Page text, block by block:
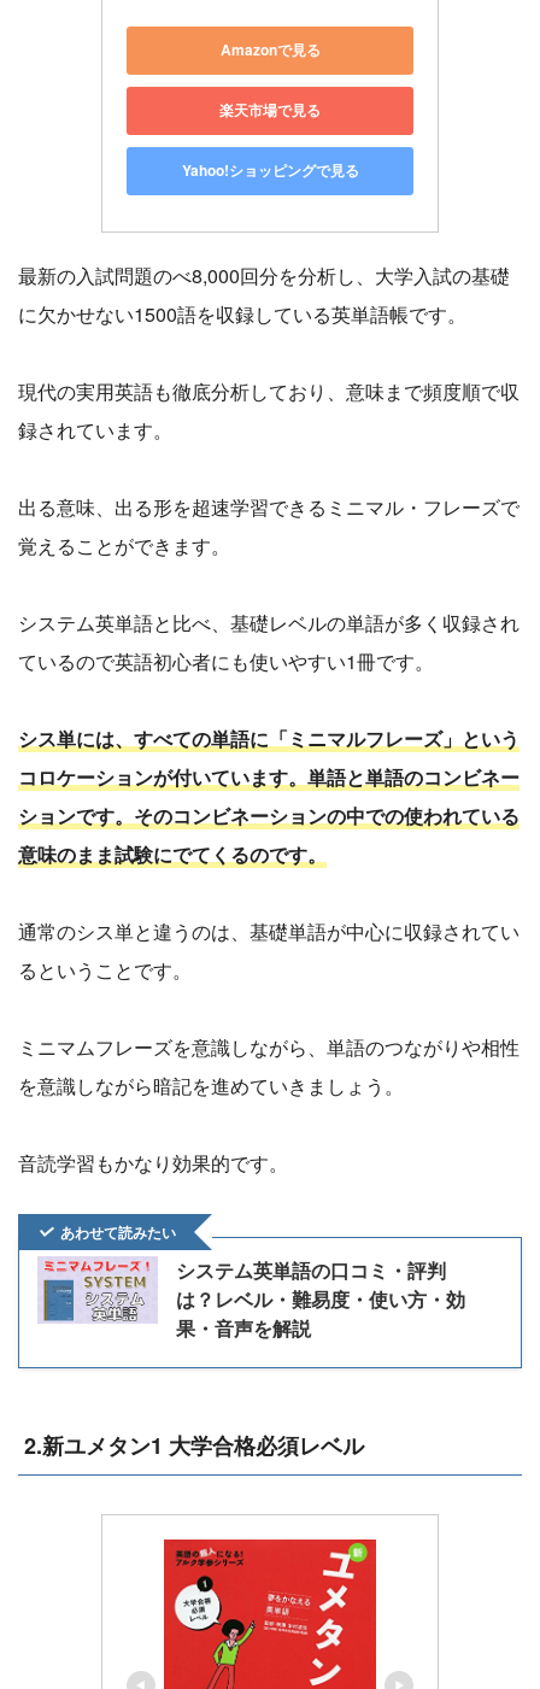
Amazonで見る
楽天市場で見る
Yahoo!ショッピングで見る
最新の入試問題のべ8,000回分を分析し、大学入試の基礎
に欠かせない1500語を収録している英単語帳です。
現代の実用英語も徹底分析しており、意味まで頻度順で収
録されています。
出る意味、出る形を超速学習できるミニマル・フレーズで
覚えることができます。
システム英単語と比べ、基礎レベルの単語が多く収録され
ているので英語初心者にも使いやすい1冊です。
シス単には、すべての単語に「ミニマルフレーズ」という
コロケーションが付いています。単語と単語のコンビネー
ションです。そのコンビネーションの中での使われている
意味のまま試験にでてくるのです。
通常のシス単と違うのは、基礎単語が中心に収録されてい
るということです。
ミニマムフレーズを意識しながら、単語のつながりや相性
を意識しながら暗記を進めていきましょう。
音読学習もかなり効果的です。
あわせて読みたい
システム英単語の口コミ・評判
は？レベル・難易度・使い方・効
果・音声を解説
2.新ユメタン1 大学合格必須レベル